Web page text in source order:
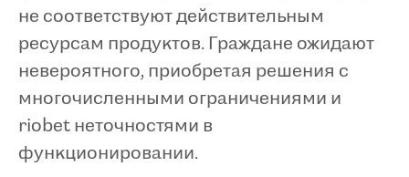
не соответствуют действительным
ресурсам продуктов. Граждане ожидают
невероятного, приобретая решения с
многочисленными ограничениями и
riobet неточностями в
функционировании.